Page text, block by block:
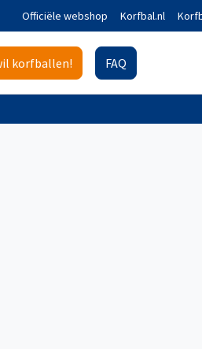
Officiële webshop Korfbal.nl
korfballen! FAQ